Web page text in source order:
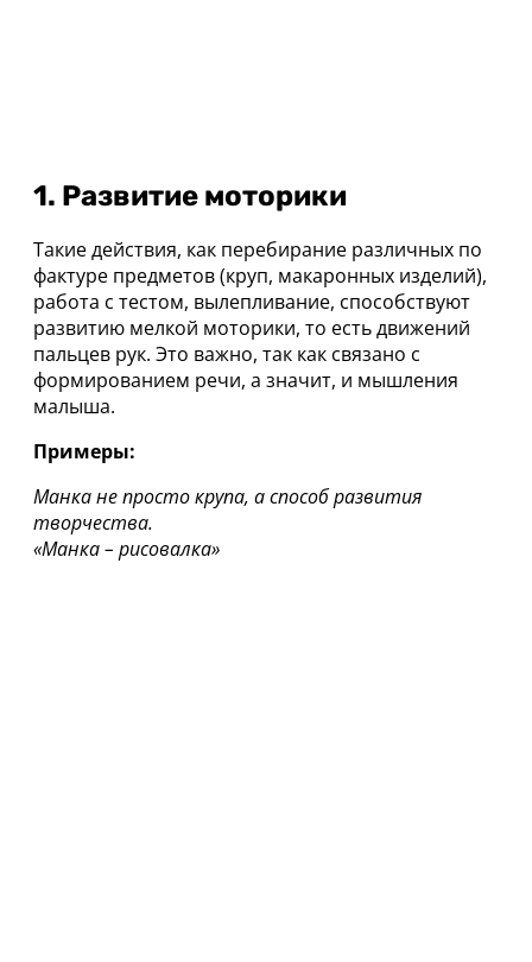
1. Развитие моторики
Такие действия, как перебирание различных по
фактуре предметов (круп, макаронных изделий),
работа с тестом, вылепливание, способствуют
развитию мелкой моторики, то есть движений
пальцев рук. Это важно, так как связано с
формированием речи, а значит, и мышления
малыша.
Примеры:
Манка не просто крупа, а способ развития
творчества.
«Манка – рисовалка»